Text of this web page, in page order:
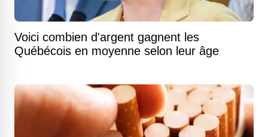
Voici combien d'argent gagnent les
Québécois en moyenne selon leur âge